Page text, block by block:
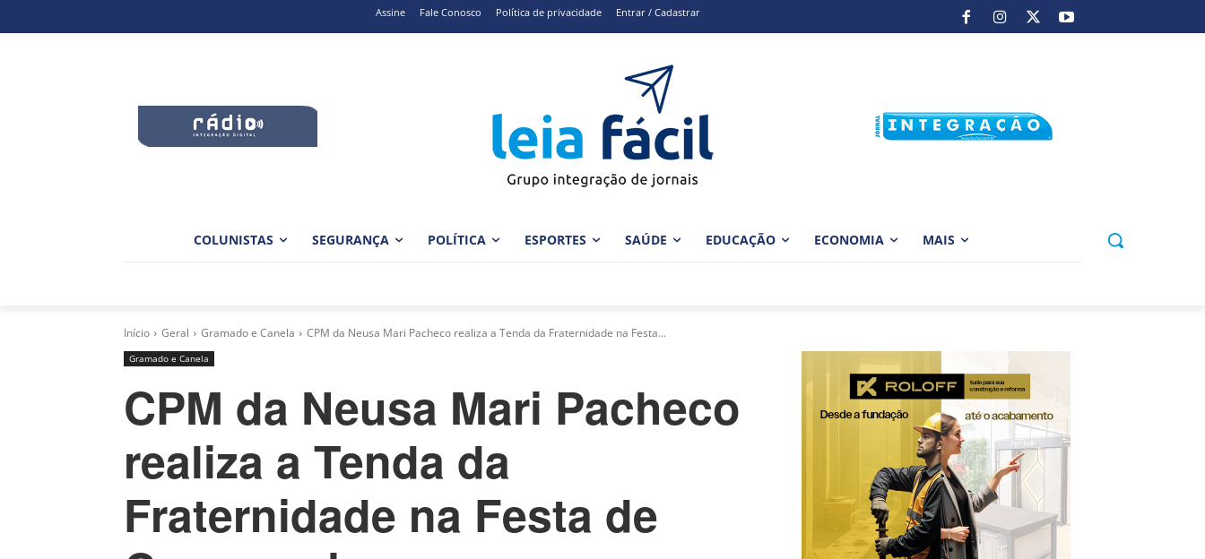
Assine Fale Conosco Política de privacidade Entrar / Cadastrar
COLUNISTAS SEGURANÇA POLÍTICA ESPORTES SAÚDE EDUCAÇÃO ECONOMIA MAIS
Início Geral Gramado e Canela CPM da Neusa Mari Pacheco realiza a Tenda da Fraternidade na Festa...
Gramado e Canela
CPM da Neusa Mari Pacheco
realiza a Tenda da
Fraternidade na Festa de